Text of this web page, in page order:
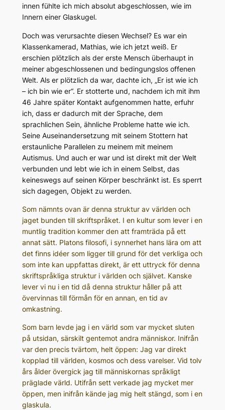
innen fühlte ich mich absolut abgeschlossen, wie im
Innern einer Glaskugel.
Doch was verursachte diesen Wechsel? Es war ein
Klassenkamerad, Mathias, wie ich jetzt weiß. Er
erschien plötzlich als der erste Mensch überhaupt in
meiner abgeschlossenen und bedingungslos offenen
Welt. Als er plötzlich da war, dachte ich, „Er ist wie ich
– ich bin wie er“. Er stotterte und, nachdem ich mit ihm
46 Jahre später Kontakt aufgenommen hatte, erfuhr
ich, dass er dadurch mit der Sprache, dem
sprachlichen Sein, ähnliche Probleme hatte wie ich.
Seine Auseinandersetzung mit seinem Stottern hat
erstaunliche Parallelen zu meinem mit meinem
Autismus. Und auch er war und ist direkt mit der Welt
verbunden und lebt wie ich in einem Selbst, das
keineswegs auf seinen Körper beschränkt ist. Es sperrt
sich dagegen, Objekt zu werden.
Som nämnts ovan är denna struktur av världen och
jaget bunden till skriftspråket. I en kultur som lever i en
muntlig tradition kommer den att framträda på ett
annat sätt. Platons filosofi, i synnerhet hans lära om att
det finns idéer som ligger till grund för det verkliga och
som inte kan uppfattas direkt, är ett uttryck för denna
skriftspråkliga struktur i världen och självet. Kanske
lever vi nu i en tid då denna struktur håller på att
övervinnas till förmån för en annan, en tid av
omkastning.
Som barn levde jag i en värld som var mycket sluten
på utsidan, särskilt gentemot andra människor. Inifrån
var den precis tvärtom, helt öppen: Jag var direkt
kopplad till världen, kosmos och dess varelser. Vid tolv
års ålder övergick jag till människornas språkligt
präglade värld. Utifrån sett verkade jag mycket mer
öppen, men inifrån kände jag mig helt stängd, som i en
glaskula.